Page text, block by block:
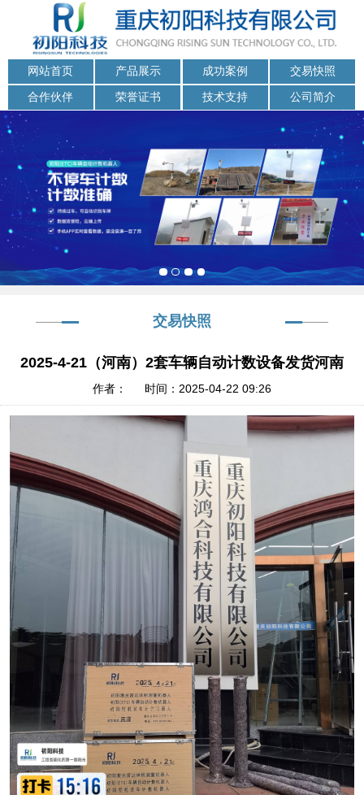
网站首页 产品展示 成功案例 交易快照
合作伙伴 荣誉证书 技术支持 公司简介
交易快照
2025-4-21（河南）2套车辆自动计数设备发货河南
作者： 时间：2025-04-22 09:26